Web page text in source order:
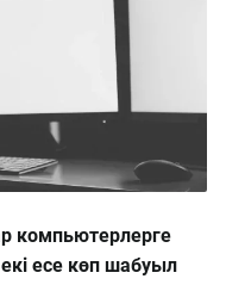
компьютерлерге
есе көп шабуыл